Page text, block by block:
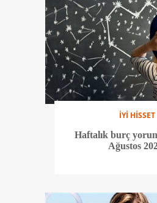
İYİ HİSSET
Haftalık burç
Ağustos